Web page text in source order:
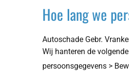
Hoe lang we
Autoschade Gebr.
Wij hanteren de
persoonsgegevens >